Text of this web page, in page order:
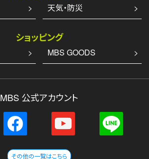
天気・防災
ショッピング
MBS GOODS
MBS 公式アカウント
その他の一覧はこちら